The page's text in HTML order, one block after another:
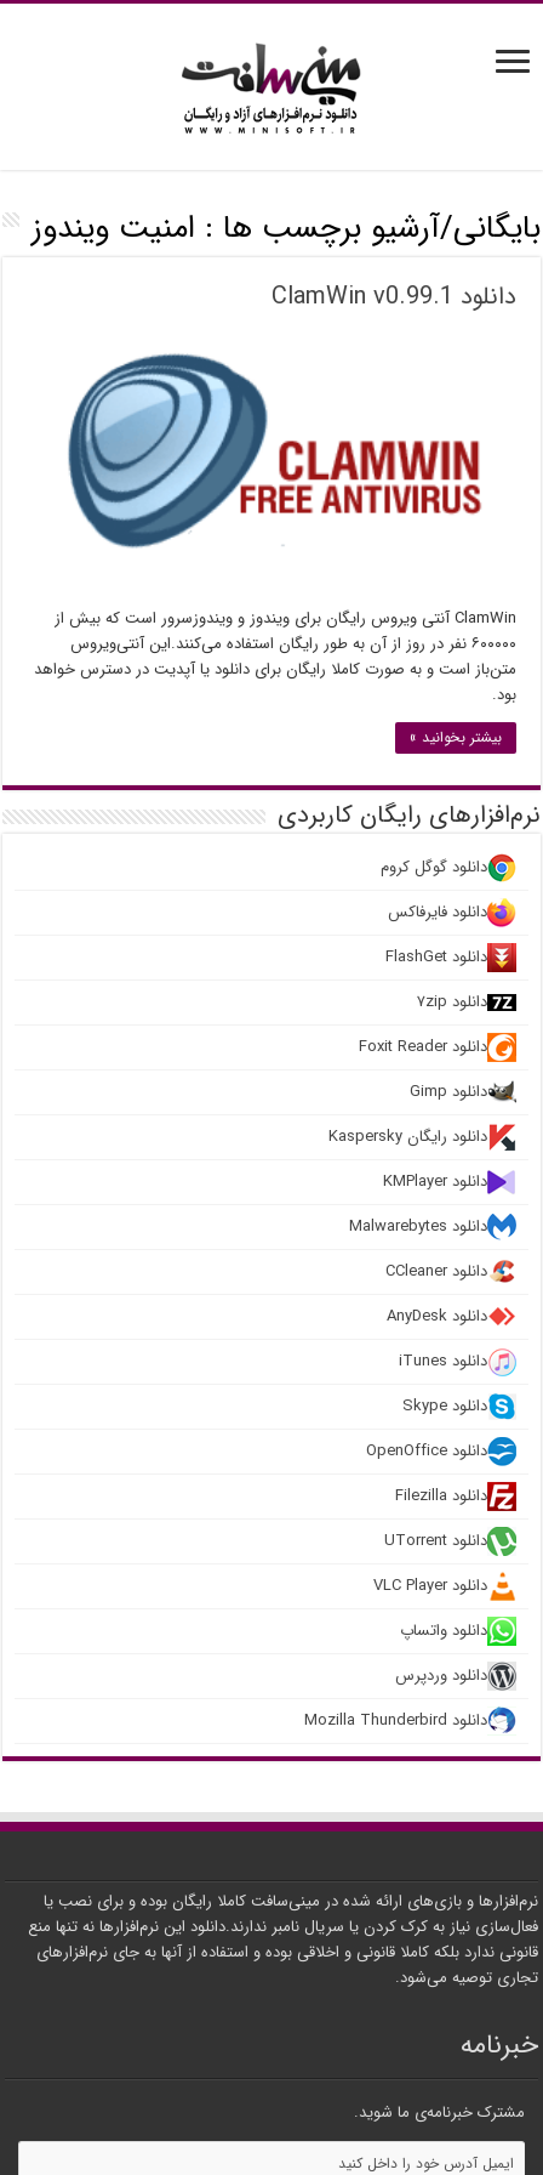
بایگانی/آرشیو برچسب ها : امنیت ویندوز
دانلود ClamWin v0.99.1
ClamWin آنتی ویروس رایگان برای ویندوز و ویندوزسرور است که بیش از
۶۰۰۰۰۰ نفر در روز از آن به طور رایگان استفاده می‌کنند.این آنتی‌ویروس
متن‌باز است و به صورت کاملا رایگان برای دانلود یا آپدیت در دسترس خواهد
بود.
بیشتر بخوانید »
نرم‌افزارهای رایگان کاربردی
دانلود گوگل کروم
دانلود فایرفاکس
دانلود FlashGet
دانلود ۷zip
دانلود Foxit Reader
دانلود Gimp
دانلود رایگان Kaspersky
دانلود KMPlayer
دانلود Malwarebytes
دانلود CCleaner
دانلود AnyDesk
دانلود iTunes
دانلود Skype
دانلود OpenOffice
دانلود Filezilla
دانلود UTorrent
دانلود VLC Player
دانلود واتساپ
دانلود وردپرس
دانلود Mozilla Thunderbird
نرم‌افزارها و بازی‌های ارائه شده در مینی‌سافت کاملا رایگان بوده و برای نصب یا
فعال‌سازی نیاز به کرک کردن یا سریال نامبر ندارند.دانلود این نرم‌افزارها نه تنها منع
قانونی ندارد بلکه کاملا قانونی و اخلاقی بوده و استفاده از آنها به جای نرم‌افزارهای
تجاری توصیه می‌شود.
خبرنامه
مشترک خبرنامه‌ی ما شوید.